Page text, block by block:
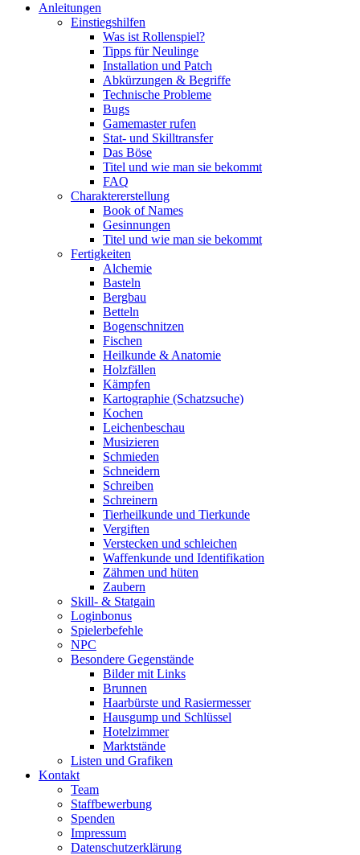
Anleitungen
Einstiegshilfen
Was ist Rollenspiel?
Tipps für Neulinge
Installation und Patch
Abkürzungen & Begriffe
Technische Probleme
Bugs
Gamemaster rufen
Stat- und Skilltransfer
Das Böse
Titel und wie man sie bekommt
FAQ
Charaktererstellung
Book of Names
Gesinnungen
Titel und wie man sie bekommt
Fertigkeiten
Alchemie
Basteln
Bergbau
Betteln
Bogenschnitzen
Fischen
Heilkunde & Anatomie
Holzfällen
Kämpfen
Kartographie (Schatzsuche)
Kochen
Leichenbeschau
Musizieren
Schmieden
Schneidern
Schreiben
Schreinern
Tierheilkunde und Tierkunde
Vergiften
Verstecken und schleichen
Waffenkunde und Identifikation
Zähmen und hüten
Zaubern
Skill- & Statgain
Loginbonus
Spielerbefehle
NPC
Besondere Gegenstände
Bilder mit Links
Brunnen
Haarbürste und Rasiermesser
Hausgump und Schlüssel
Hotelzimmer
Marktstände
Listen und Grafiken
Kontakt
Team
Staffbewerbung
Spenden
Impressum
Datenschutzerklärung